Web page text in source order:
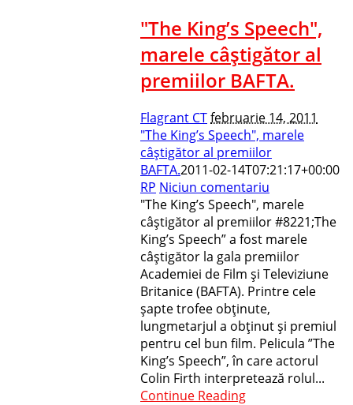
"The King’s Speech",
marele câştigător al
premiilor BAFTA.
Flagrant CTfebruarie 14, 2011
"The King’s Speech", marele
câştigător al premiilor
BAFTA.2011-02-14T07:21:17+00:00
RP Niciun comentariu
"The King’s Speech", marele
câştigător al premiilor #8221;The
King’s Speech” a fost marele
câştigător la gala premiilor
Academiei de Film şi Televiziune
Britanice (BAFTA). Printre cele
şapte trofee obţinute,
lungmetarjul a obţinut şi premiul
pentru cel bun film. Pelicula ”The
King’s Speech”, în care actorul
Colin Firth interpretează rolul...
Continue Reading